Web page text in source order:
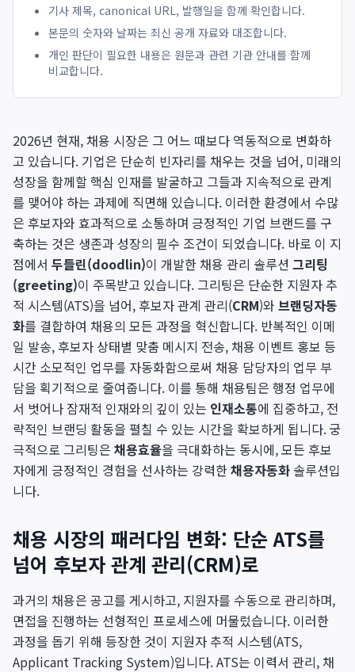
기사 제목, canonical URL, 발행일을 함께 확인합니다.
본문의 숫자와 날짜는 최신 공개 자료와 대조합니다.
개인 판단이 필요한 내용은 원문과 관련 기관 안내를 함께
비교합니다.
2026년 현재, 채용 시장은 그 어느 때보다 역동적으로 변화하
고 있습니다. 기업은 단순히 빈자리를 채우는 것을 넘어, 미래의
성장을 함께할 핵심 인재를 발굴하고 그들과 지속적으로 관계
를 맺어야 하는 과제에 직면해 있습니다. 이러한 환경에서 수많
은 후보자와 효과적으로 소통하며 긍정적인 기업 브랜드를 구
축하는 것은 생존과 성장의 필수 조건이 되었습니다. 바로 이 지
점에서 두들린(doodlin)이 개발한 채용 관리 솔루션 그리팅
(greeting)이 주목받고 있습니다. 그리팅은 단순한 지원자 추
적 시스템(ATS)을 넘어, 후보자 관계 관리(CRM)와 브랜딩자동
화를 결합하여 채용의 모든 과정을 혁신합니다. 반복적인 이메
일 발송, 후보자 상태별 맞춤 메시지 전송, 채용 이벤트 홍보 등
시간 소모적인 업무를 자동화함으로써 채용 담당자의 업무 부
담을 획기적으로 줄여줍니다. 이를 통해 채용팀은 행정 업무에
서 벗어나 잠재적 인재와의 깊이 있는 인재소통에 집중하고, 전
략적인 브랜딩 활동을 펼칠 수 있는 시간을 확보하게 됩니다. 궁
극적으로 그리팅은 채용효율을 극대화하는 동시에, 모든 후보
자에게 긍정적인 경험을 선사하는 강력한채용자동화 솔루션입
니다.
채용 시장의 패러다임 변화: 단순 ATS를
넘어 후보자 관계 관리(CRM)로
과거의 채용은 공고를 게시하고, 지원자를 수동으로 관리하며,
면접을 진행하는 선형적인 프로세스에 머물렀습니다. 이러한
과정을 돕기 위해 등장한 것이 지원자 추적 시스템(ATS,
Applicant Tracking System)입니다. ATS는 이력서 관리, 채